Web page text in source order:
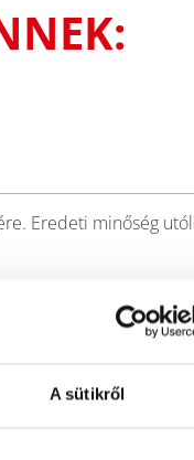
A sütikről
Eredeti minőség